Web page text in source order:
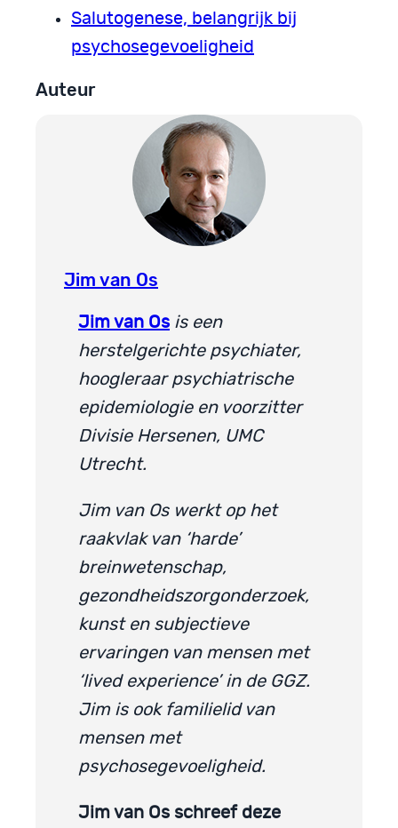
Salutogenese, belangrijk bij
psychosegevoeligheid
Auteur
Jim van Os
Jim van Os is een
herstelgerichte psychiater,
hoogleraar psychiatrische
epidemiologie en voorzitter
Divisie Hersenen, UMC
Utrecht.
Jim van Os werkt op het
raakvlak van ‘harde’
breinwetenschap,
gezondheidszorgonderzoek,
kunst en subjectieve
ervaringen van mensen met
‘lived experience’ in de GGZ.
Jim is ook familielid van
mensen met
psychosegevoeligheid.
Jim van Os schreef deze